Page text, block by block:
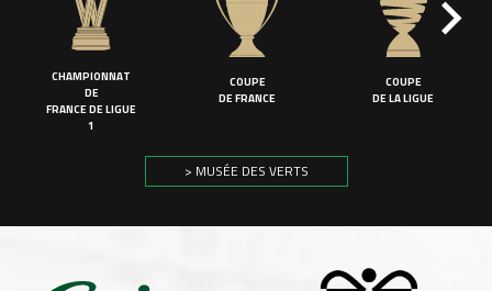
CHAMPIONNAT
DE
FRANCE DE LIGUE
1
COUPE
DE FRANCE
COUPE
DE LA LIGUE
> MUSÉE DES VERTS